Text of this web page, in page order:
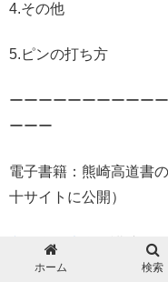
4.その他
5.ピンの打ち方
ーーーーーーーーーー
ーーー
電子書籍：熊崎高道書
十サイトに公開）
文化学園大学
杉野服飾大学
ホーム 検索